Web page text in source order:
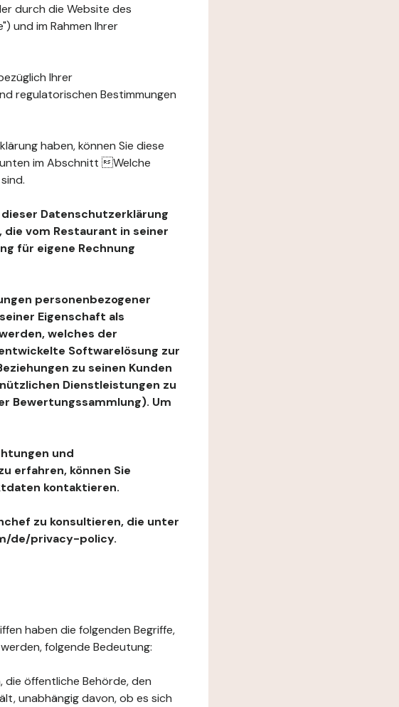
durch die Website des
und im Rahmen Ihrer
Ihrer
regulatorischen Bestimmungen
haben, können Sie diese
im Abschnitt Welche
Datenschutzerklärung
vom Restaurant in seiner
für eigene Rechnung
personenbezogener
Eigenschaft als
welches der
Softwarelösung zur
zu seinen Kunden
Dienstleistungen zu
Bewertungssammlung). Um
und
erfahren, können Sie
kontaktieren.
zu konsultieren, die unter
de/privacy-policy.
haben die folgenden Begriffe,
folgende Bedeutung:
öffentliche Behörde, den
unabhängig davon, ob es sich